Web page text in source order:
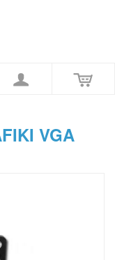
VGA